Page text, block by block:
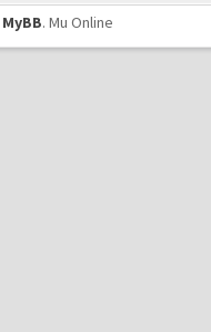
MyBB. Mu Online